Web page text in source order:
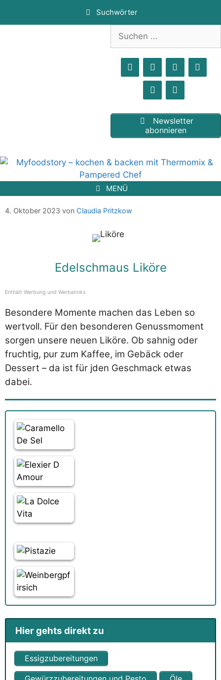
Suchwörter
Suchen
nach:
Newsletter
abonnieren
MENÜ
4. Oktober 2023 von Claudia Pritzkow
Edelschmaus Liköre
Enthält Werbung und Werbelinks
Besondere Momente machen das Leben so
wertvoll. Für den besonderen Genussmoment
sorgen unsere neuen Liköre. Ob sahnig oder
fruchtig, pur zum Kaffee, im Gebäck oder
Dessert – da ist für jden Geschmack etwas
dabei.
Hier gehts direkt zu
Essigzubereitungen